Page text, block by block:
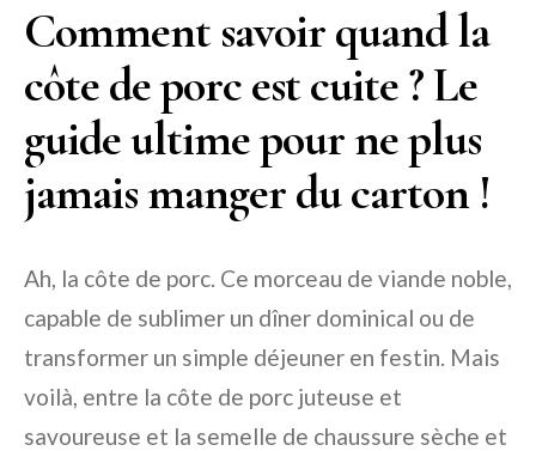
Comment savoir quand la
côte de porc est cuite ? Le
guide ultime pour ne plus
jamais manger du carton !
Ah, la côte de porc. Ce morceau de viande noble,
capable de sublimer un dîner dominical ou de
transformer un simple déjeuner en festin. Mais
voilà, entre la côte de porc juteuse et
savoureuse et la semelle de chaussure sèche et